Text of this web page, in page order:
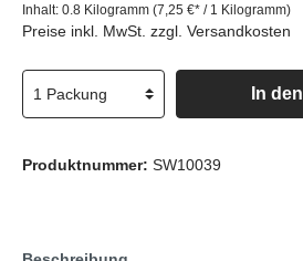
Inhalt: 0.8 Kilogramm (7,25 €* / 1 Kilogramm)
Preise inkl. MwSt. zzgl. Versandkosten
In
Produktnummer: SW10039